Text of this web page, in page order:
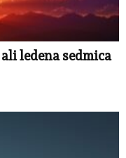
ledena sedmica